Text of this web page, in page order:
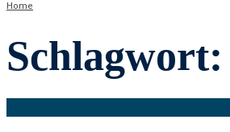
Home
Schlagwort: